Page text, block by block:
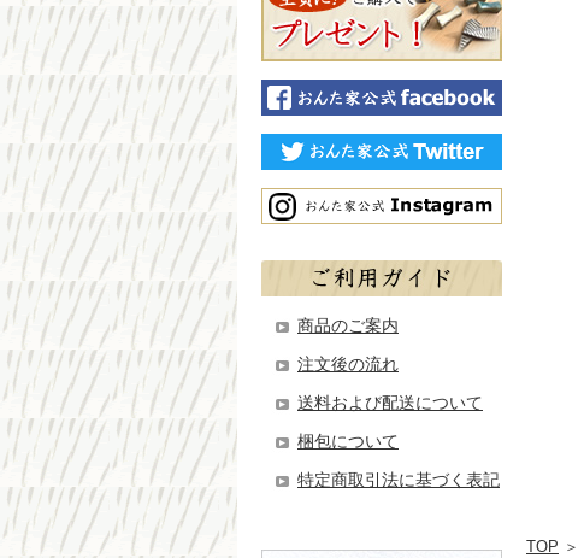
TOP ＞
商品のご案内
注文後の流れ
送料および配送について
梱包について
特定商取引法に基づく表記